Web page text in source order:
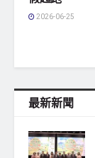
2026-06-25
最新新聞